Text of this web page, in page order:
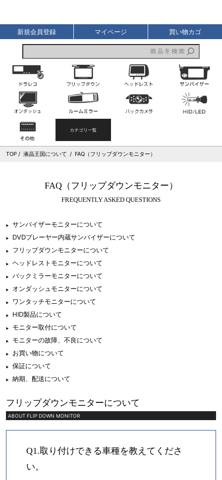
新規会員登録 マイページ 買い物カゴ
フリップダウンモニター ヘッドレストモニター
オンダッシュモニター ルームミラーモニター バックカメラ
カテゴリ一覧
TOP 液晶王国について FAQ（フリップダウンモニター）
FAQ（フリップダウンモニター）
FREQUENTLY ASKED QUESTIONS
サンバイザーモニターについて
DVDプレーヤー内蔵サンバイザーについて
フリップダウンモニターについて
ヘッドレストモニターについて
バックミラーモニターについて
オンダッシュモニターについて
ワンタッチモニターについて
HID製品について
モニター取付について
モニターの故障、不良について
お買い物について
保証について
納期、配送について
フリップダウンモニターについて
ABOUT FLIP DOWN MONITOR
Q1.取り付けできる車種を教えてくださ
い。